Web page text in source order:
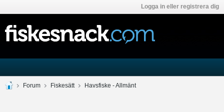
Logga in eller registrera dig
Forum Fiskesätt Havsfiske - Allmänt